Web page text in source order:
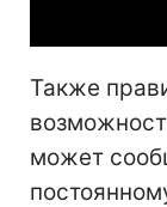
Также
может